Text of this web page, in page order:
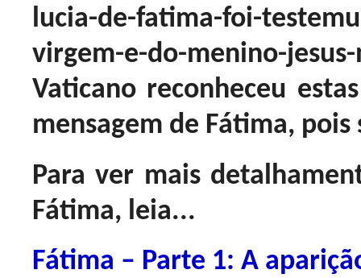
lucia-de-fatima-foi-
virgem-e-do-menino-
Vaticano reconheceu
mensagem de Fátima,
Para ver mais
Fátima, leia...
Fátima – Parte 1: A